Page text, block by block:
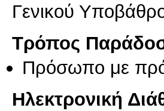
Γενικού
Τρόπος
Πρόσωπο με
Ηλεκτρονική